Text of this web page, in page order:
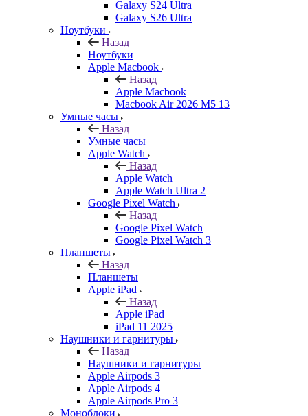
Galaxy S24 Ultra
Galaxy S26 Ultra
Ноутбуки
Назад
Ноутбуки
Apple Macbook
Назад
Apple Macbook
Macbook Air 2026 M5 13
Умные часы
Назад
Умные часы
Apple Watch
Назад
Apple Watch
Apple Watch Ultra 2
Google Pixel Watch
Назад
Google Pixel Watch
Google Pixel Watch 3
Планшеты
Назад
Планшеты
Apple iPad
Назад
Apple iPad
iPad 11 2025
Наушники и гарнитуры
Назад
Наушники и гарнитуры
Apple Airpods 3
Apple Airpods 4
Apple Airpods Pro 3
Моноблоки